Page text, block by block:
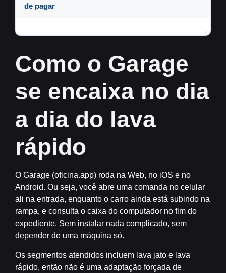
de pagar
Como o Garage
se encaixa no dia
a dia do lava
rápido
O Garage (oficina.app) roda na Web, no iOS e no
Android. Ou seja, você abre uma comanda no celular
ali na entrada, enquanto o carro ainda está subindo na
rampa, e consulta o caixa do computador no fim do
expediente. Sem instalar nada complicado, sem
depender de uma máquina só.
Os segmentos atendidos incluem lava jato e lava
rápido, então não é uma adaptação forçada de